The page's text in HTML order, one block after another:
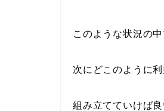
このような状況の中
次にどこのように
組み立てていけば